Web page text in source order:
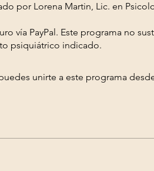
por Lorena Martin, Lic. en
vía PayPal. Este programa no
psiquiátrico indicado.
unirte a este programa